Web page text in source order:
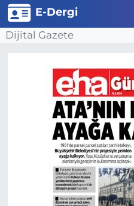
E-Dergi
Dijital Gazete